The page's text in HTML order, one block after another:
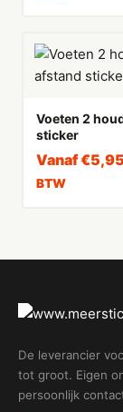
Voeten 2
sticker
Vanaf€5,95
BTW
De leverancier
tot groot. Eigen
persoonlijk